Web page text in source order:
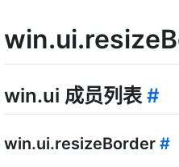
win.ui 成员列表 #
win.ui.resizeBorder #